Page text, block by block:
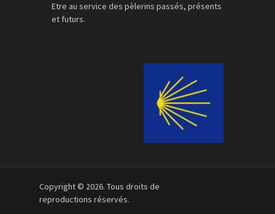
Etre au service des pèlerins passés, présents
et futurs.
Copyright © 2026. Tous droits de
reproductions réservés.